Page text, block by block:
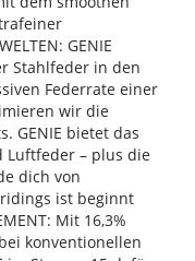
GENIE
Stahlfeder in den
Federrate einer
wir die
GENIE bietet das
Luftfeder – plus die
dich von
ist beginnt
Mit 16,3%
konventionellen